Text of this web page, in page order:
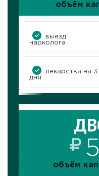
объём
выезд
нарколога
лекарства на 3
дня
объём
объём